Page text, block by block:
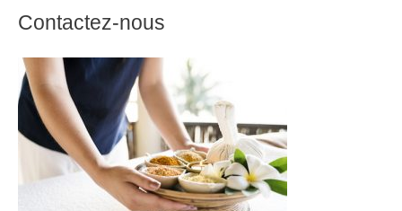
Contactez-nous